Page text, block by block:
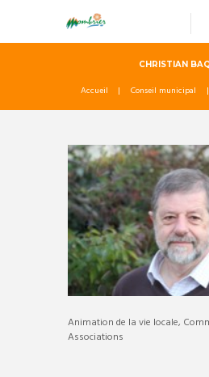
CHRISTIAN
Accueil Conseil municipal
Animation de la vie locale,
Associations